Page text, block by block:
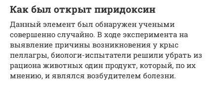
Как был открыт пиридоксин
Данный элемент был обнаружен учеными
совершенно случайно. В ходе эксперимента на
выявление причины возникновения у крыс
пеллагры, биологи-испытатели решили убрать из
рациона животных один продукт, который, по их
мнению, и являлся возбудителем болезни.